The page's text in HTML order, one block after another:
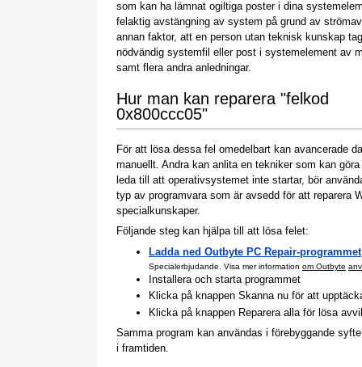
som kan ha lämnat ogiltiga poster i dina
felaktig avstängning av system på grund av
annan faktor, att en person utan teknisk kunskap
nödvändig systemfil eller post i systemelement av
samt flera andra anledningar.
Hur man kan reparera "felkod
0x800ccc05"
För att lösa dessa fel omedelbart kan avancerade
manuellt. Andra kan anlita en tekniker som kan
leda till att operativsystemet inte startar, bör
typ av programvara som är avsedd för att reparera
specialkunskaper.
Följande steg kan hjälpa till att lösa felet:
Ladda ned Outbyte PC Repair-programmet
Specialerbjudande. Visa mer information om Outbyte
Installera och starta programmet
Klicka på knappen Skanna nu för att
Klicka på knappen Reparera alla för lösa
Samma program kan användas i förebyggande
i framtiden.